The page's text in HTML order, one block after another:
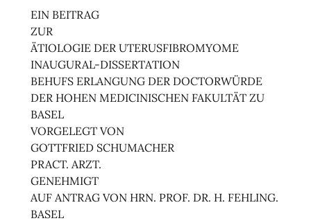
EIN BEITRAG
ZUR
ÄTIOLOGIE DER UTERUSFIBROMYOME
INAUGURAL-DISSERTATION
BEHUFS ERLANGUNG DER DOCTORWÜRDE
DER HOHEN MEDICINISCHEN FAKULTÄT ZU
BASEL
VORGELEGT VON
GOTTFRIED SCHUMACHER
PRACT. ARZT.
GENEHMIGT
AUF ANTRAG VON HRN. PROF. DR. H. FEHLING.
BASEL